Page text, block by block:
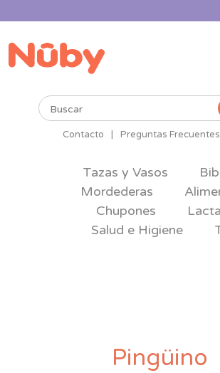
Buscar
Contacto Preguntas Frecuentes
Tazas y Vasos
Mordederas
Chupones
Salud e Higiene
Pingüino